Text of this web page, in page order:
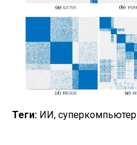
Теги: ИИ, суперкомпьютер